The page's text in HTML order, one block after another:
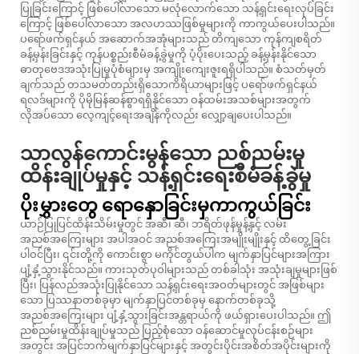
ပြုခြင်းကြောင့် ဖြစ်ပေါ်လာသော မလုံလောက်သော သန့်ရှင်းရေးလုပ်ခြင်း
ကြောင့် ဖြစ်ပေါ်လာသော အလဟဿဖြစ်မှုများကို ကာကွယ်ပေးပါသည်။
ပရော်ဖက်ရှင်နယ် အဆောက်အအုံများသည် တိကျသော ကုန်ကျစရိတ်
ခန့်မှန်းခြင်းနှင့် ကုန်ပစ္စည်းစီမံခန့်ခွဲမှုကို ပံ့ပိုးပေးသည့် ခန့်မှန်းနိုင်သော
ဓာတုဗေဒအသုံးပြုမှုပုံစံများမှ အကျိုးကျေးဇူးရရှိပါသည်။ စံသတ်မှတ်
ချက်သည် တသမတ်တည်းရှိသောကိရိယာများဖြင့် ပရော်ဖက်ရှင်နယ်
ရလဒ်များကို ပိုမိုမြန်ဆန်စွာရရှိနိုင်သော ဝန်ထမ်းအသစ်များအတွက်
လိုအပ်သော လေ့ကျင့်ရေးအချိန်ကိုလည်း လျှော့ချပေးပါသည်။
သာလွန်ကောင်းမွန်သော ညစ်ညမ်းမှု
ထိန်းချုပ်မှုနှင့် သန့်ရှင်းရေးစီမံခန့်ခွဲမှု
ပိုးမွှားတွေ ရောနှောခြင်းမှကာကွယ်ခြင်း
ယာဉ်ပြုပြင်ထိန်းသိမ်းမှုတွင် အဆီ၊ ဆီ၊ ဘရိတ်ဖုန်မှုန့်နှင့် လမ်း
အညစ်အကြေးများ အပါအဝင် အညစ်အကြေးအမျိုးမျိုးနှင့် ထိတွေ့ခြင်း
ပါဝင်ပြီး၊ ၎င်းတို့ကို ကောင်းစွာ မကိုင်တွယ်ပါက မျက်နှာပြင်များအကြား
ပျံ့နှံ့သွားနိုင်သည်။ ကားသုတ်ပုဝါများသည် တစ်ခါသုံး အသုံးချမှုများဖြစ်
ပြီး၊ ပြန်လည်အသုံးပြုနိုင်သော သန့်ရှင်းရေးအဝတ်များတွင် အဖြစ်များ
သော ပြဿနာတစ်ခုမှာ မျက်နှာပြင်တစ်ခုမှ နောက်တစ်ခုသို့
အညစ်အကြေးများ ပျံ့နှံ့သွားခြင်းအန္တရာယ်ကို ဖယ်ရှားပေးပါသည်။ ဤ
ညစ်ညမ်းမှုထိန်းချုပ်မှုသည် ပြည့်စုံသော ဝန်ဆောင်မှုလုပ်ငန်းစဉ်များ
အတွင်း အပြင်ဘက်မျက်နှာပြင်များနှင့် အတွင်းပိုင်းအစိတ်အပိုင်းများကို